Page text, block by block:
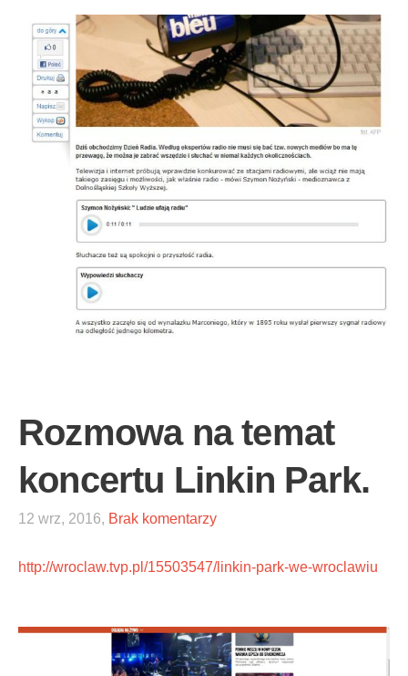
Rozmowa na temat
koncertu Linkin Park.
12 wrz, 2016, Brak komentarzy
http://wroclaw.tvp.pl/15503547/linkin-park-we-wroclawiu